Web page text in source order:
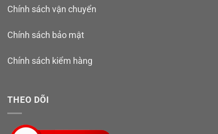
Chính sách vận chuyển
Chính sách bảo mật
Chính sách kiểm hàng
THEO DÕI